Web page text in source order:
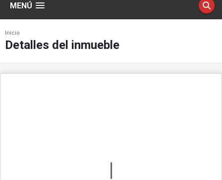
MENÚ
Inicio
Detalles del inmueble